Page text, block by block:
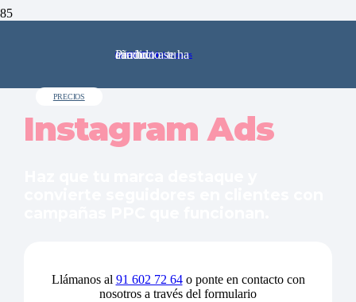
91 602 72 64
comercial@pinkstone.es
Producto
se ha añadido a tu carrito.
PRECIOS
Instagram Ads
Llámanos al 91 602 72 64o ponte en contacto con
nosotros a través del formulario